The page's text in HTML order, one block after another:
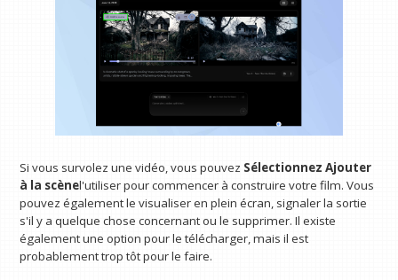
Si vous survolez une vidéo, vous pouvez Sélectionnez Ajouter
à la scènel'utiliser pour commencer à construire votre film. Vous
pouvez également le visualiser en plein écran, signaler la sortie
s'il y a quelque chose concernant ou le supprimer. Il existe
également une option pour le télécharger, mais il est
probablement trop tôt pour le faire.